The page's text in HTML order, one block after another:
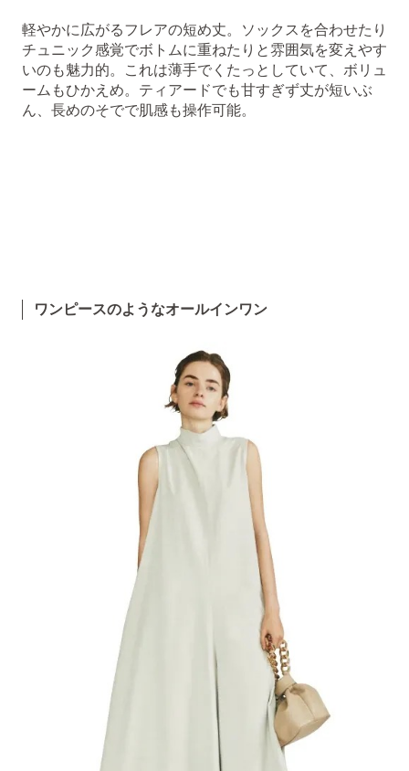
軽やかに広がるフレアの短め丈。ソックスを合わせたり
チュニック感覚でボトムに重ねたりと雰囲気を変えやす
いのも魅力的。これは薄手でくたっとしていて、ボリュ
ームもひかえめ。ティアードでも甘すぎず丈が短いぶ
ん、長めのそでで肌感も操作可能。
ワンピースのようなオールインワン